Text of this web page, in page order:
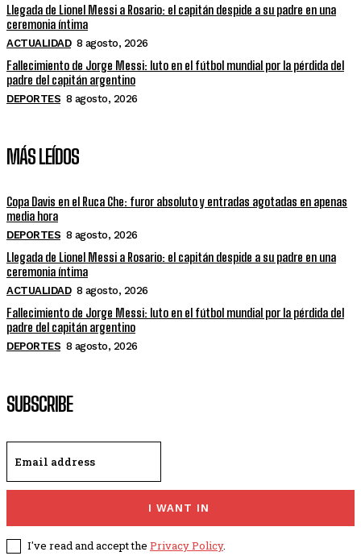
Llegada de Lionel Messi a Rosario: el capitán despide a su padre en una
ceremonia íntima
ACTUALIDAD 8 agosto, 2026
Fallecimiento de Jorge Messi: luto en el fútbol mundial por la pérdida del
padre del capitán argentino
DEPORTES 8 agosto, 2026
MÁS LEÍDOS
Copa Davis en el Ruca Che: furor absoluto y entradas agotadas en apenas
media hora
DEPORTES 8 agosto, 2026
Llegada de Lionel Messi a Rosario: el capitán despide a su padre en una
ceremonia íntima
ACTUALIDAD 8 agosto, 2026
Fallecimiento de Jorge Messi: luto en el fútbol mundial por la pérdida del
padre del capitán argentino
DEPORTES 8 agosto, 2026
SUBSCRIBE
I WANT IN
I've read and accept the Privacy Policy.